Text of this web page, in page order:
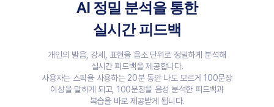
AI 정밀 분석을 통한
실시간 피드백
개인의 발음, 강세, 표현을 음소 단위로 정밀하게 분석해
실시간 피드백을 제공합니다.
사용자는 스픽을 사용하는 20분 동안 나도 모르게 100문장
이상을 말하게 되고, 100문장을 음성 분석한 피드백과
복습을 바로 제공받게 됩니다.